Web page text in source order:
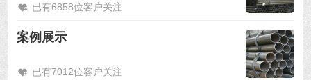
已有6858位客户关注
案例展示
已有7012位客户关注